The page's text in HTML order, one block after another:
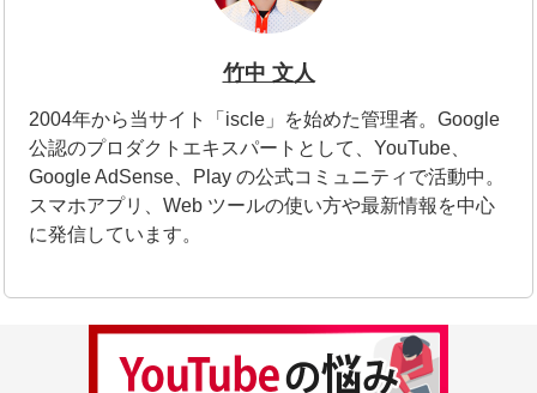
竹中 文人
2004年から当サイト「iscle」を始めた管理者。Google
公認のプロダクトエキスパートとして、YouTube、
Google AdSense、Play の公式コミュニティで活動中。
スマホアプリ、Web ツールの使い方や最新情報を中心
に発信しています。